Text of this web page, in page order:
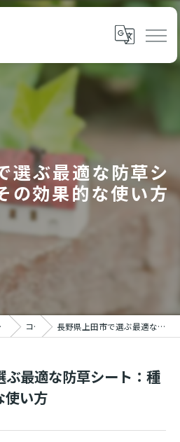
選ぶ最適な防草シ
の効果的な使い方
塩田店 コラム 長野県上田市で選ぶ最適な防草シート：種類とその効果的な使い方
ぶ最適な防草シート：種
使い方